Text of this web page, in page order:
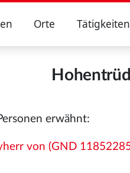
Orte Tätigkeiten
erwähnt:
von (GND